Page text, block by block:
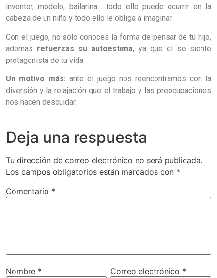
inventor, modelo, bailarina… todo ello puede ocurrir en la
cabeza de un niño y todo ello le obliga a imaginar.
Con el juego, no sólo conoces la forma de pensar de tu hijo,
además refuerzas su autoestima, ya que él se siente
protagonista de tu vida
Un motivo más: ante el juego nos reencontramos con la
diversión y la relajación que el trabajo y las preocupaciones
nos hacen descuidar.
Deja una respuesta
Tu dirección de correo electrónico no será publicada.
Los campos obligatorios están marcados con *
Comentario *
Nombre * Correo electrónico *